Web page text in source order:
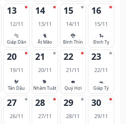
13
12/11
🐅
Giáp Dần
14
13/11
🐈
Ất Mão
15
14/11
🐉
Bính Thìn
16
15/11
🐍
Đinh Tỵ
20
19/11
🐓
Tân Dậu
21
20/11
🐕
Nhâm Tuất
22
21/11
🐖
Quý Hợi
23
22/11
🐀
Giáp Tý
27
26/11
28
27/11
29
28/11
30
29/11